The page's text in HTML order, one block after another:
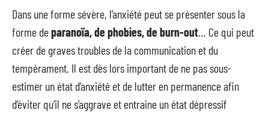
Dans une forme sévère, l’anxiété peut se présenter sous la
forme deparanoïa, de phobies, de burn-out … Ce qui peut
créer de graves troubles de la communication et du
tempérament. Il est dès lors important de ne pas sous-
estimer un état d’anxiété et de lutter en permanence afin
d’éviter qu’il ne s’aggrave et entraine un état dépressif